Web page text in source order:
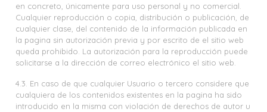
en concreto, únicamente para uso personal y no comercial.
Cualquier reproducción o copia, distribución o publicación, de
cualquier clase, del contenido de la información publicada en
la pagina sin autorización previa y por escrito de el sitio web
queda prohibido. La autorización para la reproducción puede
solicitarse a la dirección de correo electrónico el sitio web.
4.3. En caso de que cualquier Usuario o tercero considere que
cualquiera de los contenidos existentes en la pagina ha sido
introducido en la misma con violación de derechos de autor u